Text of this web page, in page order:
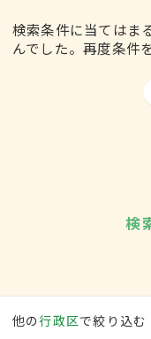
検索条件に当てはま
んでした。再度条件
検
他の行政区で絞り込む